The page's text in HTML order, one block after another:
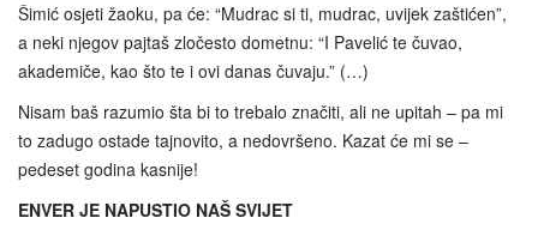
Šimić osjeti žaoku, pa će: “Mudrac si ti, mudrac, uvijek zaštićen”,
a neki njegov pajtaš zločesto dometnu: “I Pavelić te čuvao,
akademiče, kao što te i ovi danas čuvaju.” (…)
Nisam baš razumio šta bi to trebalo značiti, ali ne upitah – pa mi
to zadugo ostade tajnovito, a nedovršeno. Kazat će mi se –
pedeset godina kasnije!
ENVER JE NAPUSTIO NAŠ SVIJET